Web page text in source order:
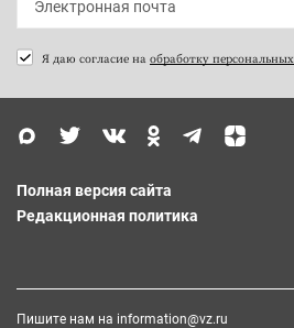
Я даю согласие на обработку
Полная версия сайта
Редакционная политика
Пишите нам на information@vz.ru